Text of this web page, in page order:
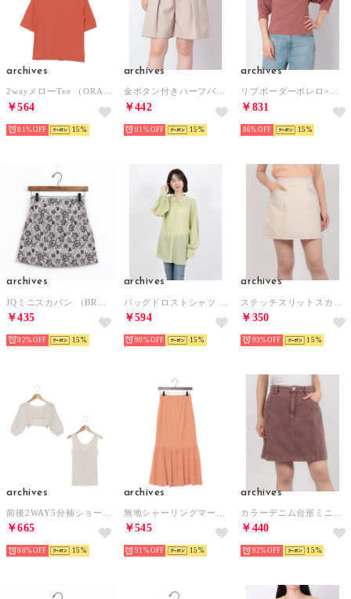
archives
2wayメローTee （ORANGE）
￥564
81% 15
archives
金ボタン付きハーフパンツ （BEIGE）
￥442
91% 15
archives
リブボーダーボレロ×タンクトップSET （BRICK）
￥831
86% 15
archives
￥435
92% 15
archives
￥594
90% 15
archives
￥350
93% 15
archives
￥665
88% 15
archives
￥545
91% 15
archives
￥440
92% 15